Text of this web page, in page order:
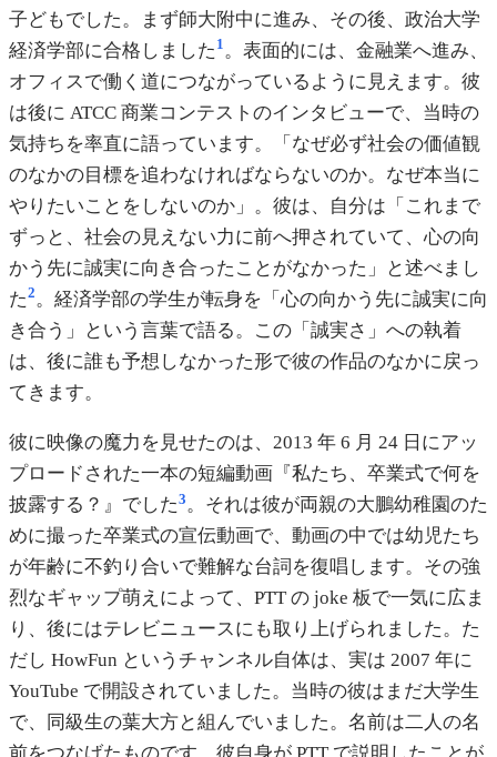
子どもでした。まず師大附中に進み、その後、政治大学
経済学部に合格しました 1。表面的には、金融業へ進み、
オフィスで働く道につながっているように見えます。彼
は後に ATCC 商業コンテストのインタビューで、当時の
気持ちを率直に語っています。「なぜ必ず社会の価値観
のなかの目標を追わなければならないのか。なぜ本当に
やりたいことをしないのか」。彼は、自分は「これまで
ずっと、社会の見えない力に前へ押されていて、心の向
かう先に誠実に向き合ったことがなかった」と述べまし
た2。経済学部の学生が転身を「心の向かう先に誠実に向
き合う」という言葉で語る。この「誠実さ」への執着
は、後に誰も予想しなかった形で彼の作品のなかに戻っ
てきます。
彼に映像の魔力を見せたのは、2013 年 6 月 24 日にアッ
プロードされた一本の短編動画『私たち、卒業式で何を
披露する？』でした3。それは彼が両親の大鵬幼稚園のた
めに撮った卒業式の宣伝動画で、動画の中では幼児たち
が年齢に不釣り合いで難解な台詞を復唱します。その強
烈なギャップ萌えによって、PTT の joke 板で一気に広ま
り、後にはテレビニュースにも取り上げられました。た
だし HowFun というチャンネル自体は、実は 2007 年に
YouTube で開設されていました。当時の彼はまだ大学生
で、同級生の葉大方と組んでいました。名前は二人の名